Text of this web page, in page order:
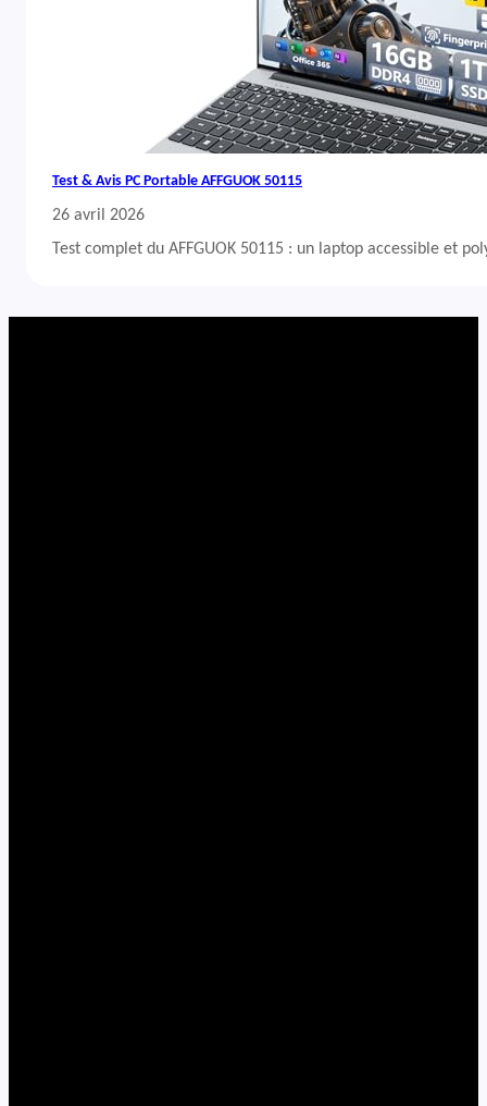
Test & Avis PC Portable AFFGUOK 50115
26 avril 2026
Test complet du AFFGUOK 50115 : un laptop accessible